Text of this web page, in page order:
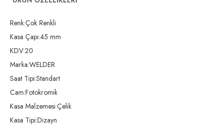
Renk:Çok Renkli
Kasa Çapı:45 mm
KDV:20
Marka:WELDER
Saat Tipi:Standart
Cam:Fotokromik
Kasa Malzemesi:Çelik
Kasa Tipi:Dizayn